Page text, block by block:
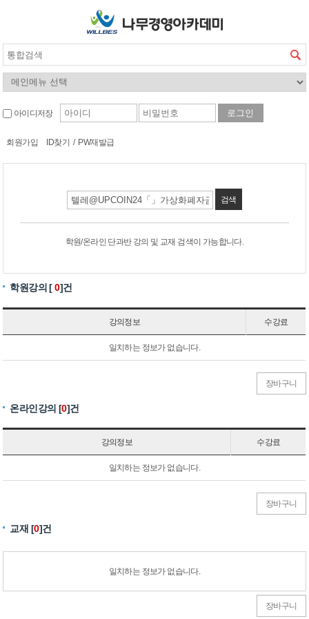
아이디저장
회원가입 ID찾기 / PW재발급
검색
학원/온라인 단과반 강의 및 교재 검색이 가능합니다.
학원강의 [0]건
강의정보 수강료
일치하는 정보가 없습니다.
장바구니
온라인강의 [0]건
강의정보 수강료
일치하는 정보가 없습니다.
장바구니
교재 [0]건
일치하는 정보가 없습니다.
장바구니